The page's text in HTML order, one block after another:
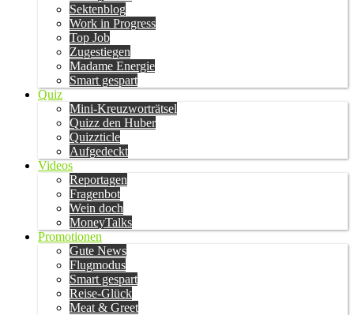
Sektenblog
Work in Progress
Top Job
Zugestiegen
Madame Energie
Smart gespart
Quiz
Mini-Kreuzworträtsel
Quizz den Huber
Quizzticle
Aufgedeckt
Videos
Reportagen
Fragenbot
Wein doch
MoneyTalks
Promotionen
Gute News
Flugmodus
Smart gespart
Reise-Glück
Meat & Greet